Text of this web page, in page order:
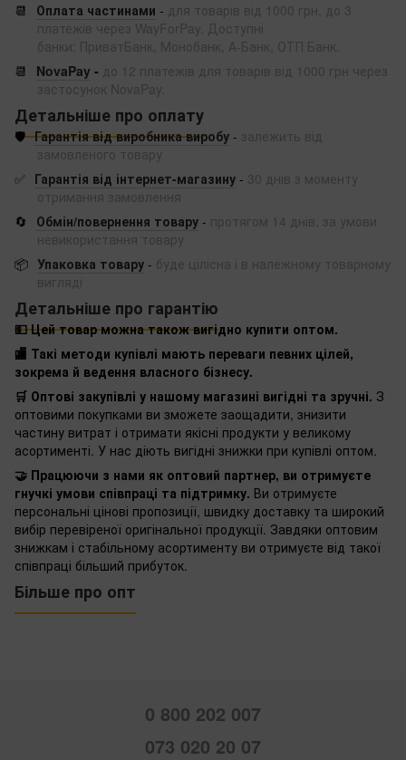
📆
Оплата частинами - для товарів від 1000 грн, до 3
платежів через WayForPay. Доступні
банки: ПриватБанк, Монобанк, А-Банк, ОТП Банк.
📆
NovaPay - до 12 платежів для товарів від 1000 грн через
застосунок NovaPay.
Детальніше про оплату
🛡️ Гарантія від виробника виробу - залежить від
замовленого товару
✅ Гарантія від інтернет-магазину - 30 днів з моменту
отримання замовлення
🔄
Обмін/повернення товару - протягом 14 днів, за умови
невикористання товару
📦 Упаковка товару - буде цілісна і в належному товарному
вигляді
Детальніше про гарантію
💵 Цей товар можна також вигідно купити оптом.
🏬 Такі методи купівлі мають переваги певних цілей,
зокрема й ведення власного бізнесу.
🛒 Оптові закупівлі у нашому магазині вигідні та зручні. З
оптовими покупками ви зможете заощадити, знизити
частину витрат і отримати якісні продукти у великому
асортименті. У нас діють вигідні знижки при купівлі оптом.
🤝 Працюючи з нами як оптовий партнер, ви отримуєте
гнучкі умови співпраці та підтримку. Ви отримуєте
персональні цінові пропозиції, швидку доставку та широкий
вибір перевіреної оригінальної продукції. Завдяки оптовим
знижкам і стабільному асортименту ви отримуєте від такої
співпраці більший прибуток.
Більше про опт
0 800 202 007
073 020 20 07